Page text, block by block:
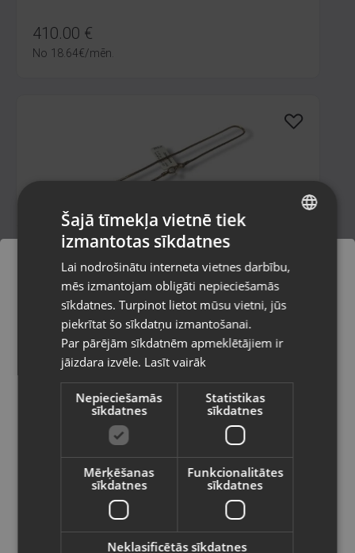
410.00 €
No 18.64€/mēn.
Zelta aproce
Jelgava, Pasta iela 26B
Stāvoklis Restaurēts (Garantija 24 mēneši)
254.00€
€ /mēn.
Zelta aproce
Pasūtījumi tiks piegādāti uz
izvēlēto valsti
Vietnes saturs būs attēlots izvēlētajā
valodā
Valsts
Latviešu / Latvian
RUSSIAN
Šajā tīmekļa vietnē tiek
izmantotas sīkdatnes
Lai nodrošinātu interneta vietnes darbību,
mēs izmantojam obligāti nepieciešamās
sīkdatnes. Turpinot lietot mūsu vietni, jūs
piekrītat šo sīkdatņu izmantošanai.
Par pārējām sīkdatnēm apmeklētājiem ir
jāizdara izvēle. Lasīt vairāk
Nepieciešamās
sīkdatnes
Statistikas
sīkdatnes
Mērķēšanas
sīkdatnes
Funkcionalitātes
sīkdatnes
Neklasificētās sīkdatnes